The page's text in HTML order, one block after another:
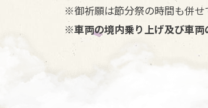
※御祈願は節分祭の時間も併せ
※車両の境内乗り上げ及び車両